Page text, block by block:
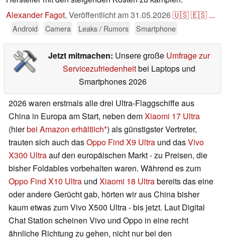
Alexander Fagot, Veröffentlicht am31.05.2026🇺🇸🇪🇸 ...
Android Camera Leaks / Rumors Smartphone
Jetzt mitmachen: Unsere große Umfrage zur
Servicezufriedenheitbei Laptops und
Smartphones 2026
2026 waren erstmals alle drei Ultra-Flaggschiffe aus
China in Europa am Start, neben demXiaomi 17 Ultra
(hierbei Amazon erhältlich ) als günstigster Vertreter,
trauten sich auch dasOppo Find X9 Ultra und dasVivo
X300 Ultraauf den europäischen Markt - zu Preisen, die
bisher Foldables vorbehalten waren. Während es zum
Oppo Find X10 Ultra und Xiaomi 18 Ultrabereits das eine
oder andere Gerücht gab, hörten wir aus China bisher
kaum etwas zum Vivo X500 Ultra - bis jetzt. Laut Digital
Chat Station scheinen Vivo und Oppo in eine recht
ähnliche Richtung zu gehen, nicht nur bei den